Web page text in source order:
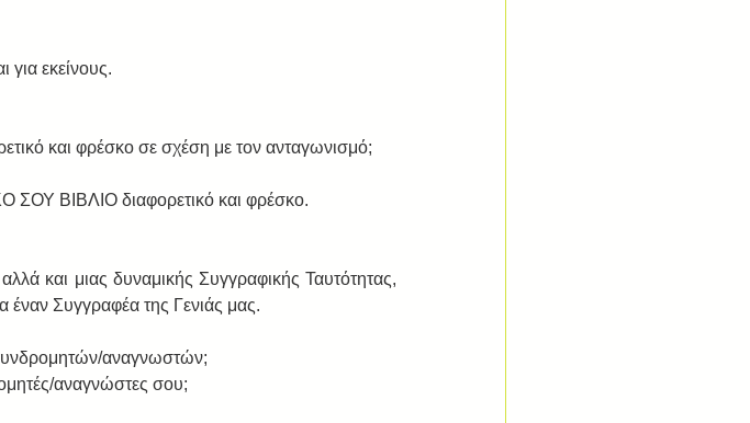
εκείνους.
και φρέσκο σε σχέση με τον ανταγωνισμό;
ΣΟΥ ΒΙΒΛΙΟ διαφορετικό και φρέσκο.
και μιας δυναμικής Συγγραφικής Ταυτότητας,
έναν Συγγραφέα της Γενιάς μας.
αναγνωστών;
αναγνώστες σου;